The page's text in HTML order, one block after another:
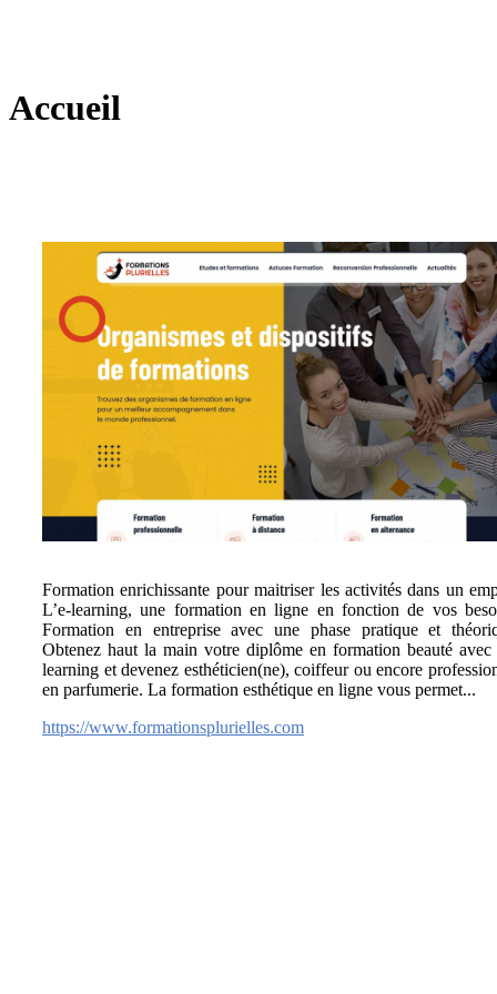
Accueil
Formation enrichissante pour maitriser les activités dans un
L’e-learning, une formation en ligne en fonction de vos
Formation en entreprise avec une phase pratique et
Obtenez haut la main votre diplôme en formation beauté avec
learning et devenez esthéticien(ne), coiffeur ou encore
en parfumerie. La formation esthétique en ligne vous permet...
https://www.formationsplurielles.com